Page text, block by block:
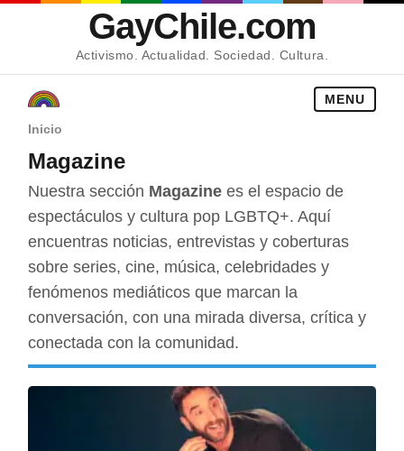
GayChile.com
Activismo. Actualidad. Sociedad. Cultura.
MENU
Inicio
Magazine
Nuestra sección Magazine es el espacio de
espectáculos y cultura pop LGBTQ+. Aquí
encuentras noticias, entrevistas y coberturas
sobre series, cine, música, celebridades y
fenómenos mediáticos que marcan la
conversación, con una mirada diversa, crítica y
conectada con la comunidad.